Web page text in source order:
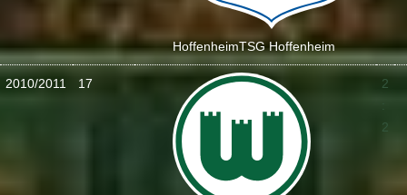
HoffenheimTSG Hoffenheim
2010/2011 17
2
2